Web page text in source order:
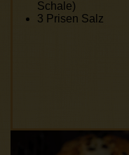
Schale)
3 Prisen Salz